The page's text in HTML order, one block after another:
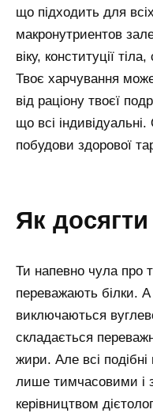
що підходить для
макронутриентов
віку, конституції
Твоє харчування
від раціону твоєї
що всі
побудови здорової
як
Ти напевно чула про
переважають білки. А
виключаються
складається
жири. Але всі
лише тимчасовими і
керівництвом